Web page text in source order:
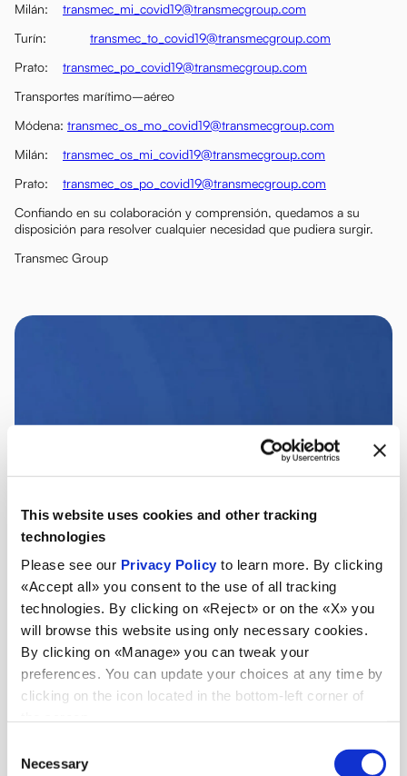
This website uses cookies and other tracking
technologies
Please see our Privacy Policy to learn more. By clicking
«Accept all» you consent to the use of all tracking
technologies. By clicking on «Reject» or on the «X» you
will browse this website using only necessary cookies.
By clicking on «Manage» you can tweak your
preferences. You can update your choices at any time by
clicking on the icon located in the bottom-left corner of
Selection
Necessary
Milán:
transmec_mi_covid19@transmecgroup.com
Turín:
transmec_to_covid19@transmecgroup.com
Prato: transmec_po_covid19@transmecgroup.com
Transportes marítimo–aéreo
Módena: transmec_os_mo_covid19@transmecgroup.com
Milán:
transmec_os_mi_covid19@transmecgroup.com
Prato: transmec_os_po_covid19@transmecgroup.com
Confiando en su colaboración y comprensión, quedamos a su
disposición para resolver cualquier necesidad que pudiera surgir.
Transmec Group